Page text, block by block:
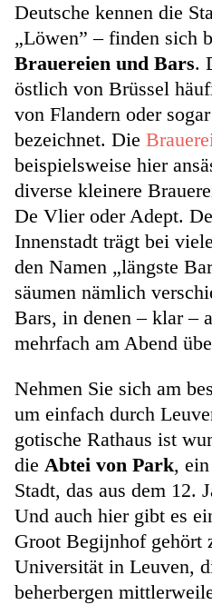
Deutsche kennen die
„Löwen” – finden sich
Brauereien und Bars.
östlich von Brüssel
von Flandern oder
bezeichnet. Die
beispielsweise hier
diverse kleinere
De Vlier oder Adept.
Innenstadt trägt bei
den Namen „längste
säumen nämlich
Bars, in denen – klar –
mehrfach am Abend
Nehmen Sie sich am
um einfach durch
gotische Rathaus ist
die Abtei von Park,
Stadt, das aus dem 12.
Und auch hier gibt es
Groot Begijnhof gehört
Universität in Leuven,
beherbergen